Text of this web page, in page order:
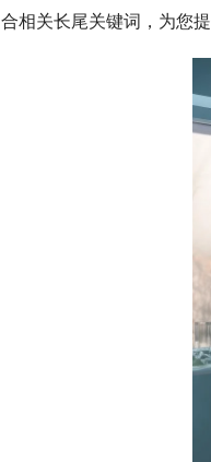
合相关长尾关键词，为您提